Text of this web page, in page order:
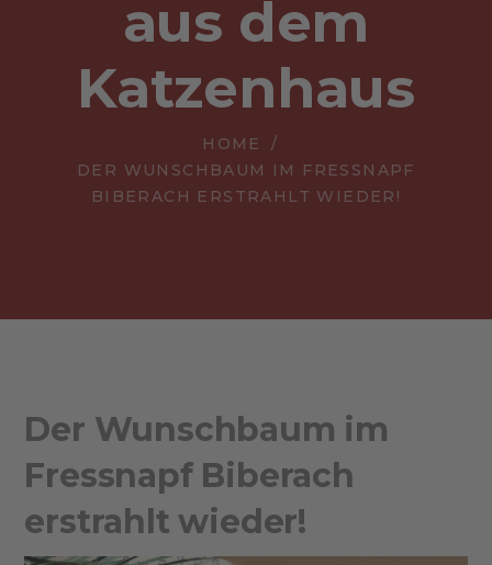
HOME
DER WUNSCHBAUM IM FRESSNAPF
BIBERACH ERSTRAHLT WIEDER!
aus dem
Katzenhaus
Der Wunschbaum im
Fressnapf Biberach
erstrahlt wieder!